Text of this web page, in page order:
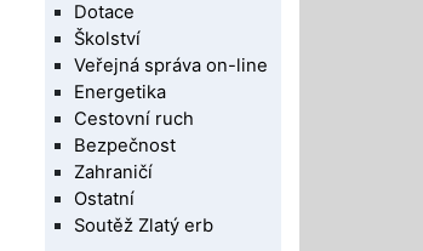
Dotace
Školství
Veřejná správa on-line
Energetika
Cestovní ruch
Bezpečnost
Zahraničí
Ostatní
Soutěž Zlatý erb